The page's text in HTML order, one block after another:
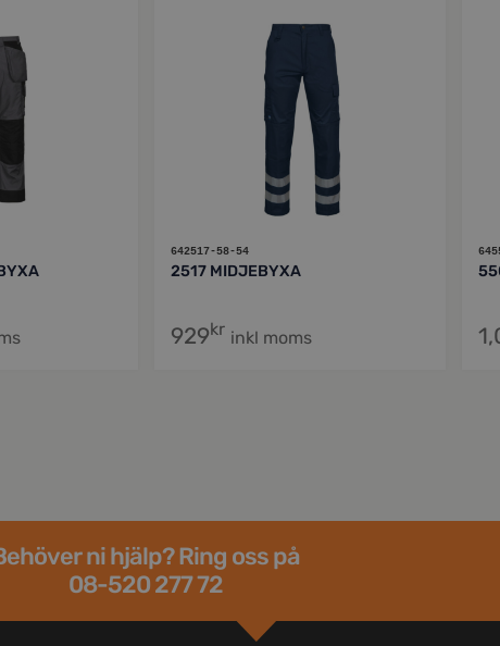
642517-58-54
2517 MIDJEBYXA
929kr inkl moms
ni hjälp? Ring oss på
08-520 277 72